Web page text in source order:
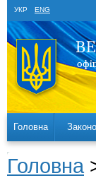
УКР ENG
Головна
Головна